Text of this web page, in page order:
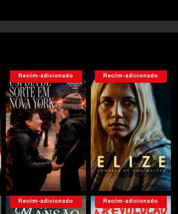
Recém-adicionado Recém-adicionado
Recém-adicionado Recém-adicionado